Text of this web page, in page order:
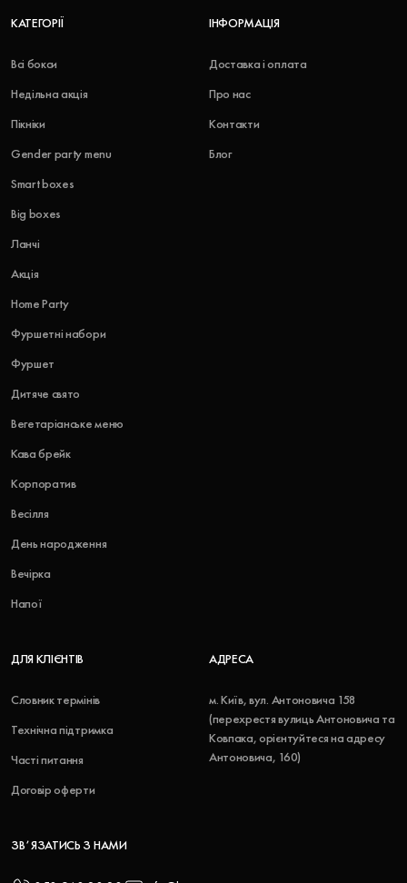
КАТЕГОРІЇ
Всі бокси
Недільна акція
Пікніки
Gender party menu
Smart boxes
Big boxes
Ланчі
Акція
Home Party
Фуршетні набори
Фуршет
Дитяче свято
Вегетаріанське меню
Кава брейк
Корпоратив
Весілля
День народження
Вечірка
Напої
ІНФОРМАЦІЯ
Доставка і оплата
Про нас
Контакти
Блог
ДЛЯ КЛІЄНТІВ
Словник термінів
Технічна підтримка
Часті питання
Договір оферти
АДРЕСА
м. Київ, вул. Антоновича 158
(перехрестя вулиць Антоновича та
Ковпака, орієнтуйтеся на адресу
Антоновича, 160)
ЗВʼЯЗАТИСЬ З НАМИ